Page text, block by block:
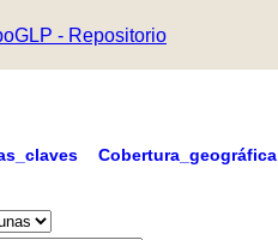
- Repositorio
Cobertura_geográfica